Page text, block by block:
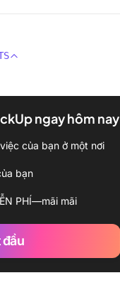
ngay hôm nay
của bạn ở một nơi
bạn
PHÍ—mãi mãi
đầu